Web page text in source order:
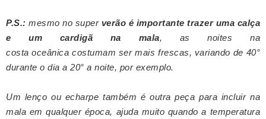
P.S.: mesmo no super verão é importante trazer uma calça
e um cardigã na mala, as noites na
costa oceânica costumam ser mais frescas, variando de 40°
durante o dia a 20° a noite, por exemplo.
Um lenço ou echarpe também é outra peça para incluir na
mala em qualquer época, ajuda muito quando a temperatura